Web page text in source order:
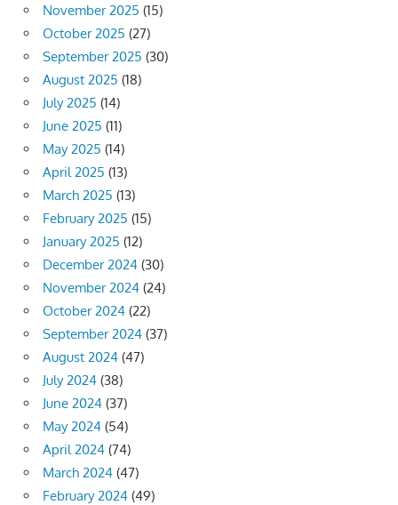
November 2025 (15)
October 2025 (27)
September 2025 (30)
August 2025 (18)
July 2025 (14)
June 2025 (11)
May 2025 (14)
April 2025 (13)
March 2025 (13)
February 2025 (15)
January 2025 (12)
December 2024 (30)
November 2024 (24)
October 2024 (22)
September 2024 (37)
August 2024 (47)
July 2024 (38)
June 2024 (37)
May 2024 (54)
April 2024 (74)
March 2024 (47)
February 2024 (49)